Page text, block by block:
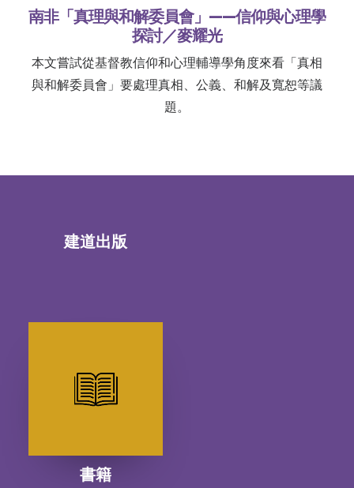
南非「真理與和解委員會」——信仰與心理學
探討／麥耀光
本文嘗試從基督教信仰和心理輔導學角度來看「真相
與和解委員會」要處理真相、公義、和解及寬恕等議
題。
建道出版
書籍